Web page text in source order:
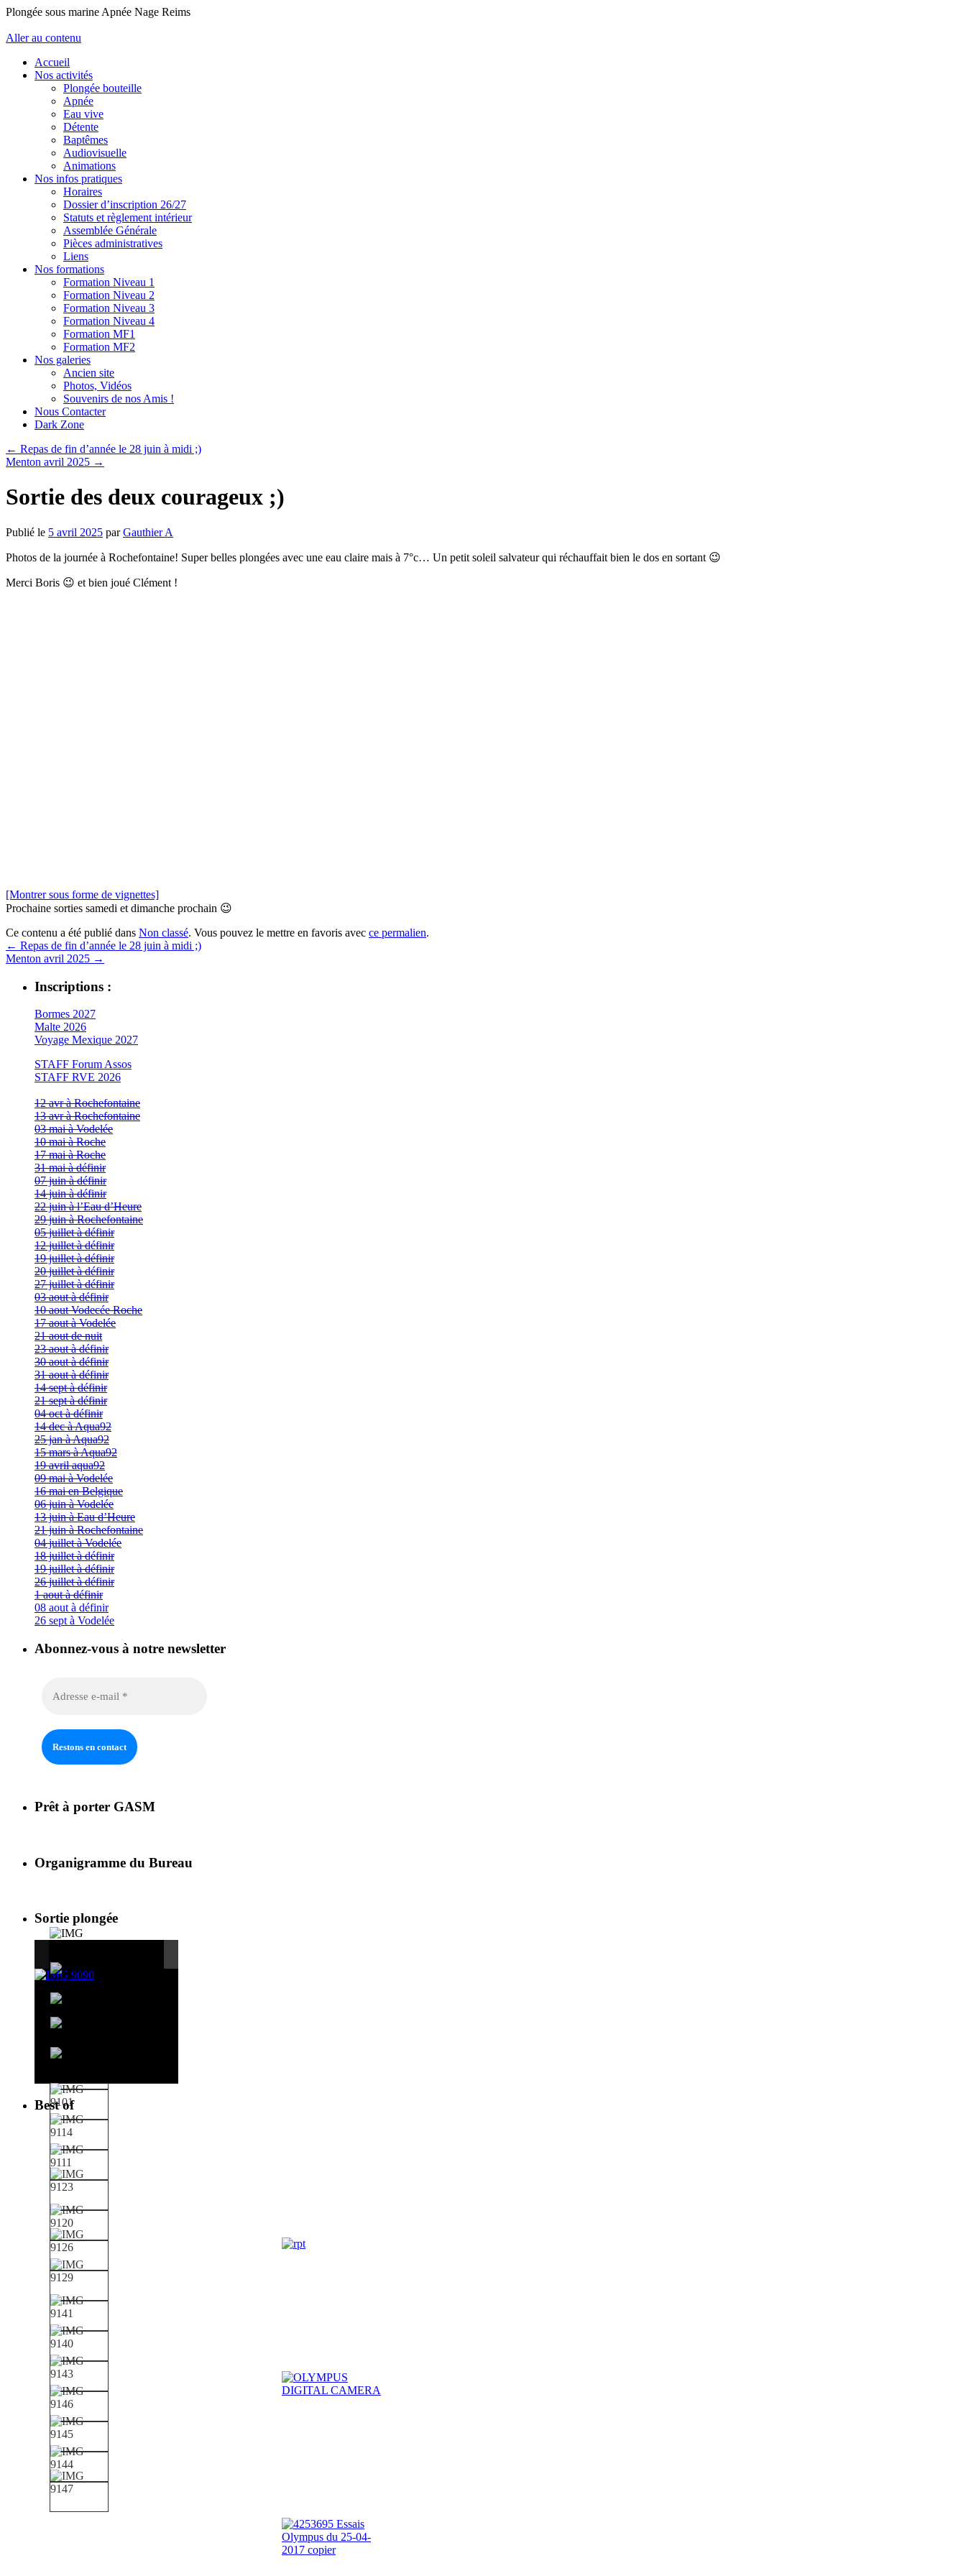
Plongée sous marine Apnée Nage Reims
Aller au contenu
Accueil
Nos activités
Plongée bouteille
Apnée
Eau vive
Détente
Baptêmes
Audiovisuelle
Animations
Nos infos pratiques
Horaires
Dossier d’inscription 26/27
Statuts et règlement intérieur
Assemblée Générale
Pièces administratives
Liens
Nos formations
Formation Niveau 1
Formation Niveau 2
Formation Niveau 3
Formation Niveau 4
Formation MF1
Formation MF2
Nos galeries
Ancien site
Photos, Vidéos
Souvenirs de nos Amis !
Nous Contacter
Dark Zone
← Repas de fin d’année le 28 juin à midi ;)
Menton avril 2025 →
Sortie des deux courageux ;)
Publié le 5 avril 2025 par Gauthier A
Photos de la journée à Rochefontaine! Super belles plongées avec une eau claire mais à 7°c… Un petit soleil salvateur qui réchauffait bien le dos en sortant 😉
Merci Boris 😉 et bien joué Clément !
[Montrer sous forme de vignettes]
Prochaine sorties samedi et dimanche prochain 😉
Ce contenu a été publié dans Non classé. Vous pouvez le mettre en favoris avec ce permalien.
← Repas de fin d’année le 28 juin à midi ;)
Menton avril 2025 →
Inscriptions :
Bormes 2027
Malte 2026
Voyage Mexique 2027
STAFF Forum Assos
STAFF RVE 2026
12 avr à Rochefontaine
13 avr à Rochefontaine
03 mai à Vodelée
10 mai à Roche
17 mai à Roche
31 mai à définir
07 juin à définir
14 juin à définir
22 juin à l’Eau d’Heure
29 juin à Rochefontaine
05 juillet à définir
12 juillet à définir
19 juillet à définir
20 juillet à définir
27 juillet à définir
03 aout à définir
10 aout Vodecée Roche
17 aout à Vodelée
21 aout de nuit
23 aout à définir
30 aout à définir
31 aout à définir
14 sept à définir
21 sept à définir
04 oct à définir
14 dec à Aqua92
25 jan à Aqua92
15 mars à Aqua92
19 avril aqua92
09 mai à Vodelée
16 mai en Belgique
06 juin à Vodelée
13 juin à Eau d’Heure
21 juin à Rochefontaine
04 juillet à Vodelée
18 juillet à définir
19 juillet à définir
26 juillet à définir
1 aout à définir
08 aout à définir
26 sept à Vodelée
Abonnez-vous à notre newsletter
Prêt à porter GASM
Organigramme du Bureau
Sortie plongée
Best of